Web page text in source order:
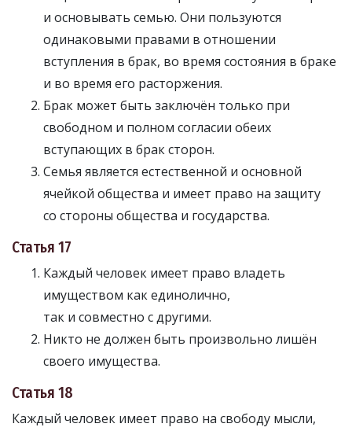
и основывать семью. Они пользуются
одинаковыми правами в отношении
вступления в брак, во время состояния в браке
и во время его расторжения.
Брак может быть заключён только при
свободном и полном согласии обеих
вступающих в брак сторон.
Семья является естественной и основной
ячейкой общества и имеет право на защиту
со стороны общества и государства.
Статья 17
Каждый человек имеет право владеть
имуществом как единолично,
так и совместно с другими.
Никто не должен быть произвольно лишён
своего имущества.
Статья 18
Каждый человек имеет право на свободу мысли,